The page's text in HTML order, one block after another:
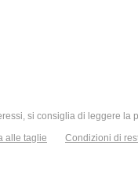
si consiglia di leggere la
alle taglie
Condizioni di